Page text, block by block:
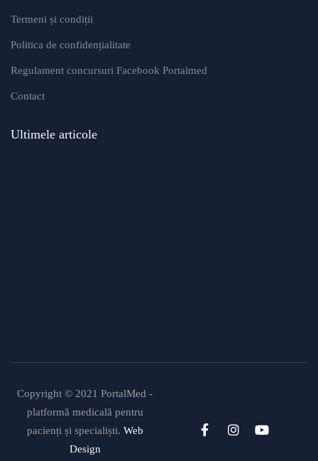
Termeni și condiții
Politica de confidențialitate
Regulament concursuri Facebook Portalmed
Contact
Ultimele articole
Copyright © 2021 PortalMed -
platformă medicală pentru
pacienți și specialiști. Web
Design